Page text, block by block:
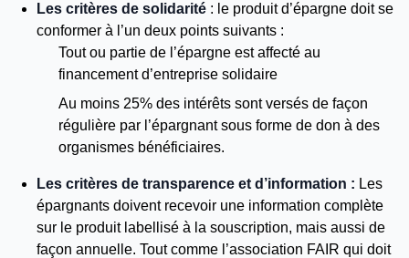
Les critères de solidarité : le produit d’épargne doit se
conformer à l’un deux points suivants :
Tout ou partie de l’épargne est affecté au
financement d’entreprise solidaire
Au moins 25% des intérêts sont versés de façon
régulière par l’épargnant sous forme de don à des
organismes bénéficiaires.
Les critères de transparence et d’information : Les
épargnants doivent recevoir une information complète
sur le produit labellisé à la souscription, mais aussi de
façon annuelle. Tout comme l’association FAIR qui doit